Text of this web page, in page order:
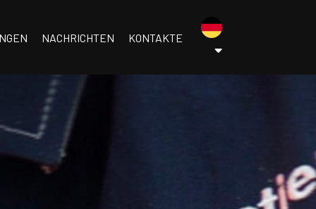
NACHRICHTEN KONTAKTE
menu.tedesco